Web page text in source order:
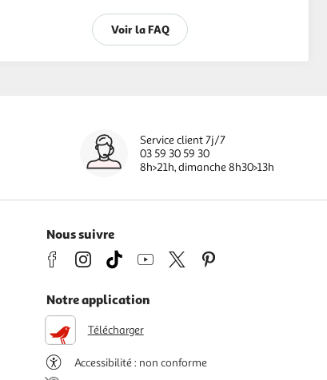
Voir la FAQ
Service client 7j/7
03 59 30 59 30
8h>21h, dimanche 8h30>13h
Nous suivre
Notre application
Télécharger
Accessibilité : non conforme